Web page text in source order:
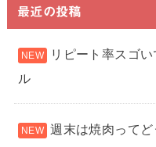
最近の投稿
リピート率スゴ
ル
週末は焼肉ってど